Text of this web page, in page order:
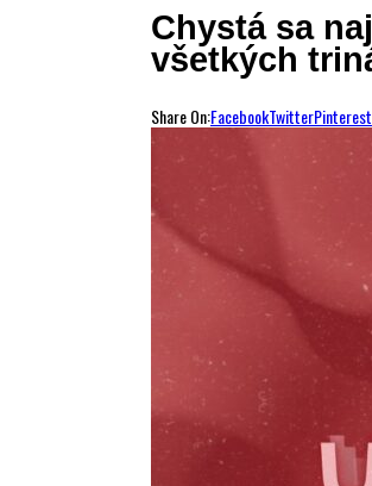
Chystá sa
všetkých
Share On:FacebookTwitterPinterest